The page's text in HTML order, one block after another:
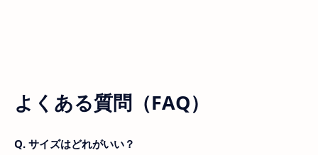
よくある質問（FAQ）
Q. サイズはどれがいい？